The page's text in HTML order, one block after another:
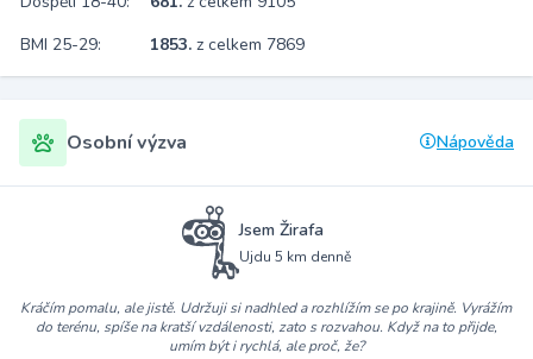
BMI 25-29:
1853. z celkem 7869
Osobní výzva Nápověda
Jsem Žirafa
Ujdu 5 km denně
Kráčím pomalu, ale jistě. Udržuji si nadhled a rozhlížím se po krajině. Vyrážím
do terénu, spíše na kratší vzdálenosti, zato s rozvahou. Když na to přijde,
umím být i rychlá, ale proč, že?